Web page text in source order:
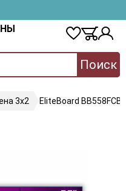
Поиск
3х2 EliteBoard